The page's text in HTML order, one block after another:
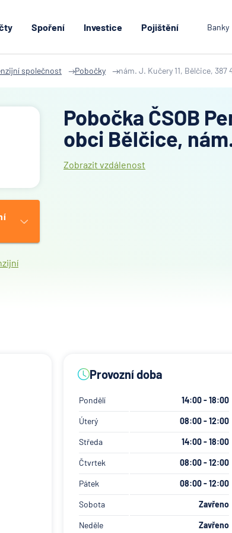
Spoření Investice Pojištění Banky
společnost Pobočky nám. J. Kučery 11, Bělčice, 387
Pobočka ČSOB
obci Bělčice,
Zobrazit vzdálenost
Provozní doba
Pondělí 14:00 - 18:00
Úterý 08:00 - 12:00
Středa 14:00 - 18:00
Čtvrtek 08:00 - 12:00
Pátek 08:00 - 12:00
Sobota Zavřeno
Neděle Zavřeno